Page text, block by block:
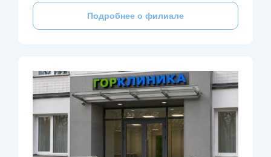
Подробнее о филиале